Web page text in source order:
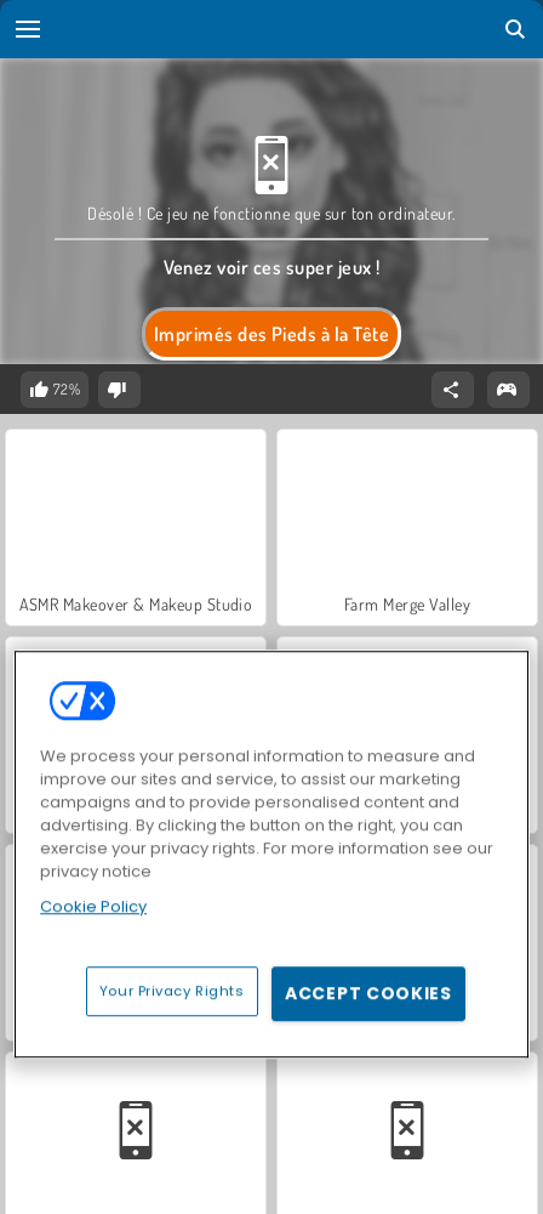
Imprimés des Pieds à la Tête
Désolé ! Ce jeu ne fonctionne que sur ton ordinateur.
Venez voir ces super jeux !
72%
ASMR Makeover & Makeup Studio Farm Merge Valley
VegaMix Da Vinci Puzzles Royal Story
Hidden Object: Street of Secrets World War 2 Shooter
We process your personal information to measure and
improve our sites and service, to assist our marketing
campaigns and to provide personalised content and
advertising. By clicking the button on the right, you can
exercise your privacy rights. For more information see our
privacy notice
Cookie Policy
Your Privacy Rights ACCEPT COOKIES